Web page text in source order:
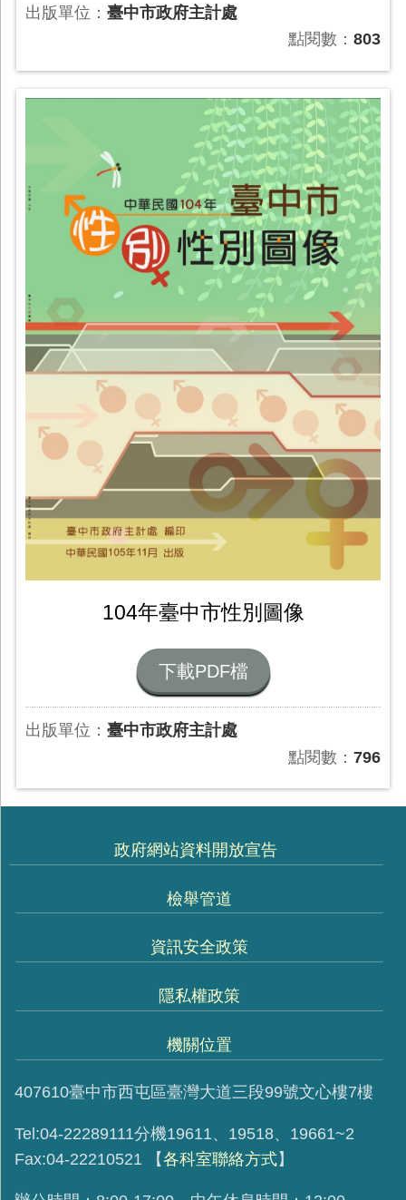
出版單位： 臺中市政府主計處
點閱數：803
104年臺中市性別圖像
下載PDF檔
出版單位： 臺中市政府主計處
點閱數：796
政府網站資料開放宣告
檢舉管道
資訊安全政策
隱私權政策
機關位置
407610臺中市西屯區臺灣大道三段99號文心樓7樓
Tel:04-22289111分機19611、19518、19661~2
Fax:04-22210521
【各科室聯絡方式】